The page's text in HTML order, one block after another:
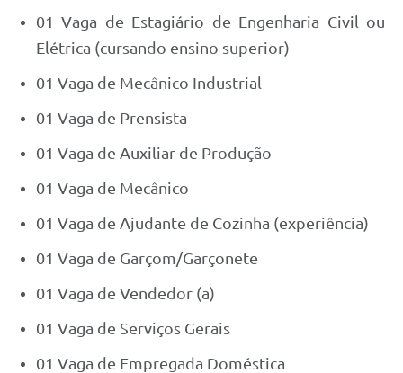
01 Vaga de Estagiário de Engenharia Civil ou
Elétrica (cursando ensino superior)
01 Vaga de Mecânico Industrial
01 Vaga de Prensista
01 Vaga de Auxiliar de Produção
01 Vaga de Mecânico
01 Vaga de Ajudante de Cozinha (experiência)
01 Vaga de Garçom/Garçonete
01 Vaga de Vendedor (a)
01 Vaga de Serviços Gerais
01 Vaga de Empregada Doméstica